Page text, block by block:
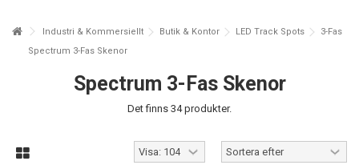
Industri & Kommersiellt Butik & Kontor LED Track Spots
3-Fas
Spectrum 3-Fas Skenor
Spectrum 3-Fas Skenor
Det finns 34 produkter.